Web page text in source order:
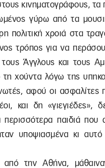
κινηματογράφους,
γύρω από τα
πολιτική χροιά στα
τρόπος για να
Άγγλους και τους
χούντα λόγω της
αφού οι ασφαλίτες
και δη «γιεγιέδες»,
παιδιά που
υποψιασμένα κι
από την Αθήνα,